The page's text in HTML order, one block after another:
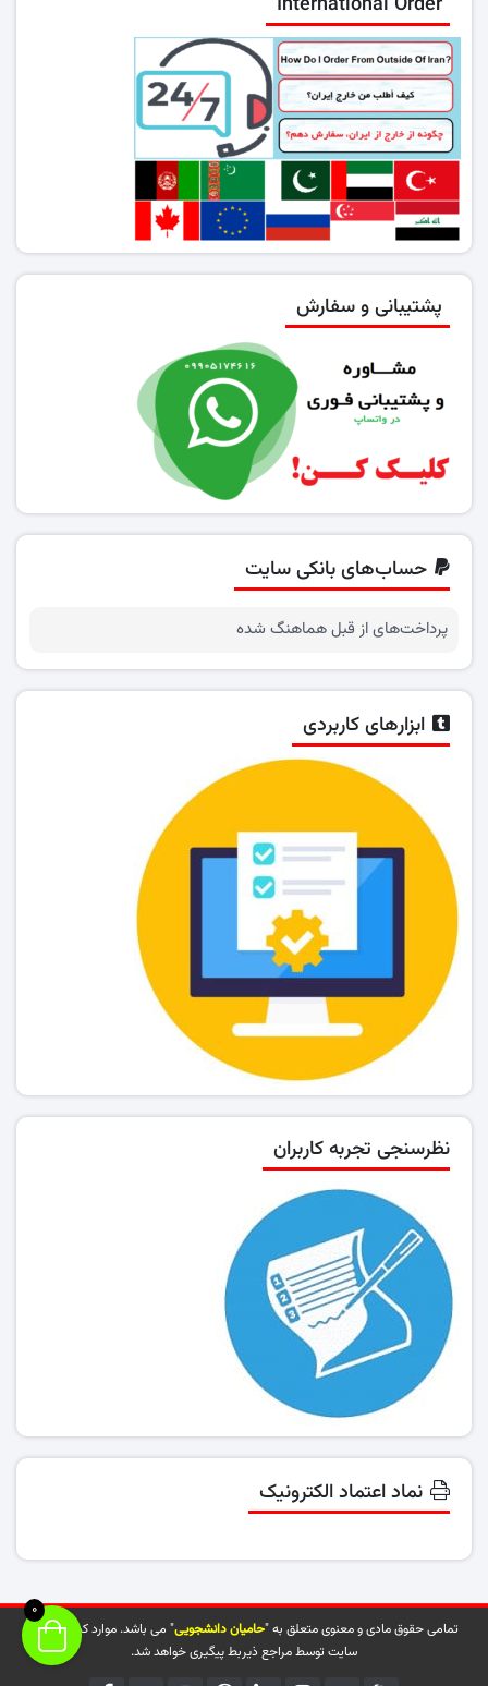
پشتیبانی و سفارش
حساب‌های بانکی سایت
پرداخت‌های از قبل هماهنگ شده
ابزارهای کاربردی
نظرسنجی تجربه کاربران
نماد اعتماد الکترونیک
تمامی حقوق مادی و معنوی متعلق به "حامیان دانشجویی" می باشد. موارد کپی شده از
سایت توسط مراجع ذیربط پیگیری خواهد شد.
0